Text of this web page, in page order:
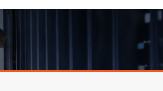
호남권연구본부
연구원 고
주요업무